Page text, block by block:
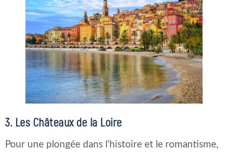
3. Les Châteaux de la Loire
Pour une plongée dans l’histoire et le romantisme,